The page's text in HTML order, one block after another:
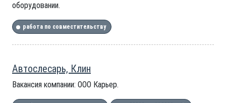
оборудовании.
работа по совместительству
Автослесарь, Клин
Вакансия компании: ООО Карьер.